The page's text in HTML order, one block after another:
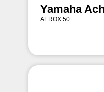
Yamaha
AEROX 50